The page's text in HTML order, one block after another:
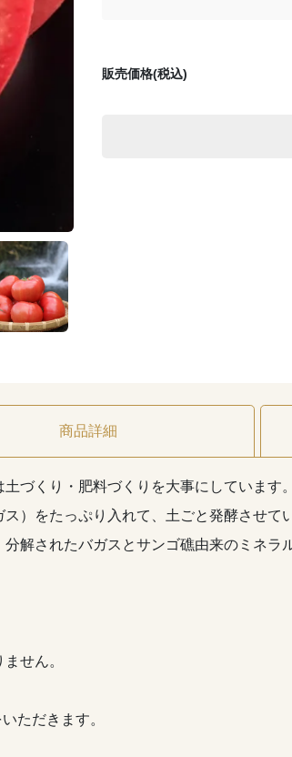
販売価格(税込)
商品詳細
づくり・肥料づくりを大事にしています
）をたっぷり入れて、土ごと発酵させて
解されたバガスとサンゴ礁由来のミネ
せん。
ただきます。